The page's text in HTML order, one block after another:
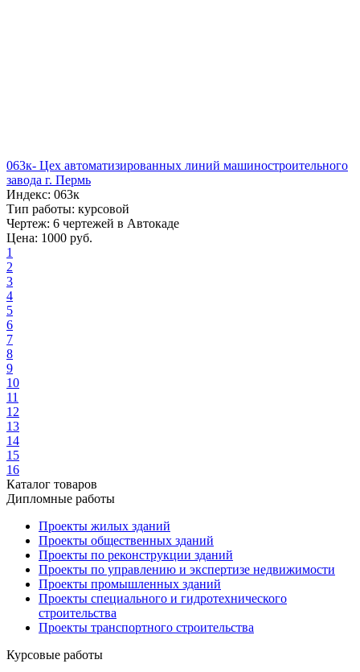
063к- Цех автоматизированных линий машиностроительного
завода г. Пермь
Индекс: 063к
Тип работы: курсовой
Чертеж: 6 чертежей в Автокаде
Цена: 1000 руб.
1
2
3
4
5
6
7
8
9
10
11
12
13
14
15
16
Каталог товаров
Дипломные работы
Проекты жилых зданий
Проекты общественных зданий
Проекты по реконструкции зданий
Проекты по управлению и экспертизе недвижимости
Проекты промышленных зданий
Проекты специального и гидротехнического
строительства
Проекты транспортного строительства
Курсовые работы